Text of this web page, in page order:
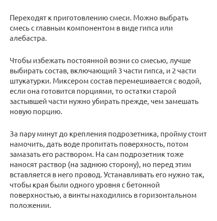
Переходят к приготовлению смеси. Можно выбрать
смесь с главным компонентом в виде гипса или
алебастра.
Чтобы избежать постоянной возни со смесью, лучше
выбирать состав, включающий 3 части гипса, и 2 части
штукатурки. Миксером состав перемешивается с водой,
если она готовится порциями, то остатки старой
застывшей части нужно убирать прежде, чем замешать
новую порцию.
За пару минут до крепления подрозетника, пройму стоит
намочить, дать воде пропитать поверхность, потом
замазать его раствором. На сам подрозетник тоже
наносят раствор (на заднюю сторону), но перед этим
вставляется в него провод. Устанавливать его нужно так,
чтобы края были одного уровня с бетонной
поверхностью, а винты находились в горизонтальном
положении.